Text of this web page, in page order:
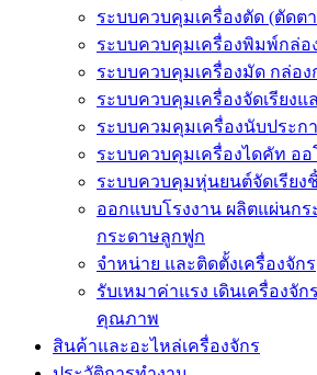
ระบบควบคุมเครื่องตัด (ตัดต
ระบบควบคุมเครื่องพิมพ์กล่อ
ระบบควบคุมเครื่องมัด กล่อ
ระบบควบคุมเครื่องจัดเรียง
ระบบควมคุมเครื่องนับประก
ระบบควบคุมเครื่องไดคัท ออ
ระบบควบคุมหุ่นยนต์จัดเรียง
ออกแบบโรงงาน ผลิตแผ่นกร
กระดาษลูกฟูก
จำหน่าย และติดตั้งเครื่องจักร
รับเหมาค่าแรง เดินเครื่องจั
คุณภาพ
สินค้าและอะไหล่เครื่องจักร